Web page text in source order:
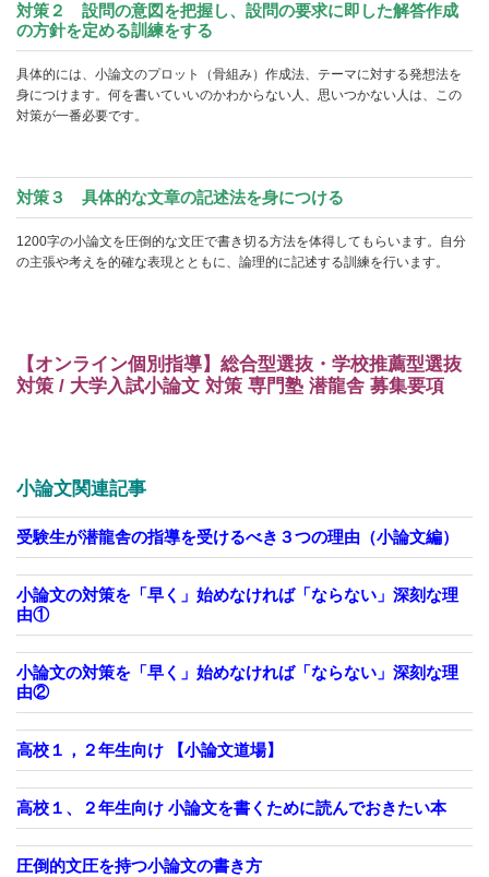
対策２ 設問の意図を把握し、設問の要求に即した解答作成
の方針を定める訓練をする
具体的には、小論文のプロット（骨組み）作成法、テーマに対する発想法を
身につけます。何を書いていいのかわからない人、思いつかない人は、この
対策が一番必要です。
対策３ 具体的な文章の記述法を身につける
1200字の小論文を圧倒的な文圧で書き切る方法を体得してもらいます。自分
の主張や考えを的確な表現とともに、論理的に記述する訓練を行います。
【オンライン個別指導】総合型選抜・学校推薦型選抜
対策 / 大学入試小論文 対策 専門塾 潜龍舎 募集要項
小論文関連記事
受験生が潜龍舎の指導を受けるべき３つの理由（小論文編）
小論文の対策を「早く」始めなければ「ならない」深刻な理
由①
小論文の対策を「早く」始めなければ「ならない」深刻な理
由②
高校１，２年生向け 【小論文道場】
高校１、２年生向け 小論文を書くために読んでおきたい本
圧倒的文圧を持つ小論文の書き方